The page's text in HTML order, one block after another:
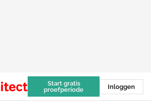
Start gratis
proefperiode
Inloggen